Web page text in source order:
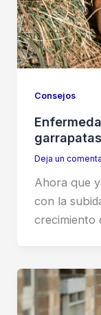
Consejos
Deja un
Ahora que
con la
crecimiento